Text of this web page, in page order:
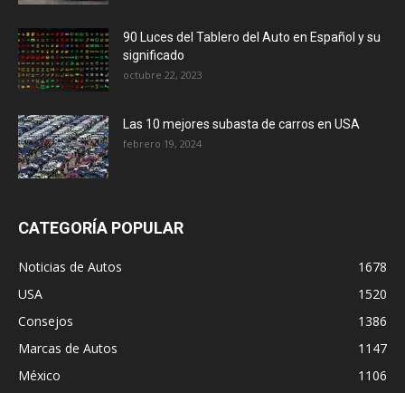
90 Luces del Tablero del Auto en Español y su
significado
octubre 22, 2023
Las 10 mejores subasta de carros en USA
febrero 19, 2024
CATEGORÍA POPULAR
Noticias de Autos
1678
USA
1520
Consejos
1386
Marcas de Autos
1147
México
1106